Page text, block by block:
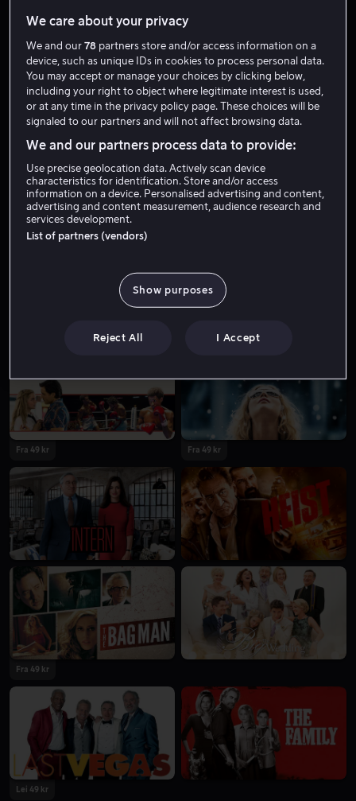
Fra 55 kr Fra 49 kr
Fra 59 kr Fra 49 kr
Fra 49 kr Fra 49 kr
Fra 49 kr
Lei 49 kr
We care about your privacy
We and our78 partners store and/or access information on a
device, such as unique IDs in cookies to process personal data.
You may accept or manage your choices by clicking below,
including your right to object where legitimate interest is used,
or at any time in the privacy policy page. These choices will be
signaled to our partners and will not affect browsing data.
We and our partners process data to provide:
Use precise geolocation data. Actively scan device
characteristics for identification. Store and/or access
information on a device. Personalised advertising and content,
advertising and content measurement, audience research and
services development.
List of partners (vendors)
Show purposes
Reject All I Accept